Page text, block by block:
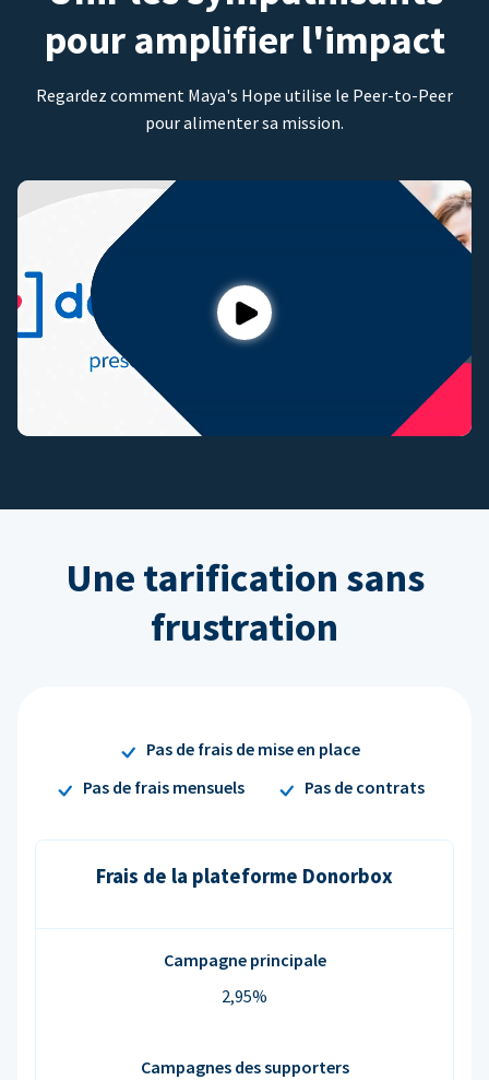
pour amplifier l'impact
Regardez comment Maya's Hope utilise le Peer-to-Peer
pour alimenter sa mission.
Play
Une tarification sans
frustration
Pas de frais de mise en place
Pas de frais mensuels
Pas de contrats
Frais de la plateforme Donorbox
Campagne principale
2,95%
Campagnes des supporters